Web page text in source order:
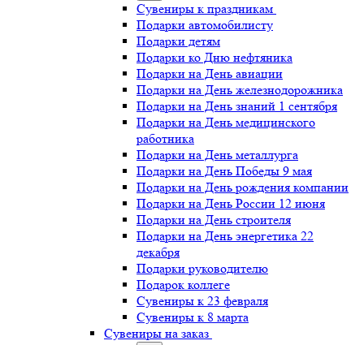
Сувениры к праздникам
Подарки автомобилисту
Подарки детям
Подарки ко Дню нефтяника
Подарки на День авиации
Подарки на День железнодорожника
Подарки на День знаний 1 сентября
Подарки на День медицинского
работника
Подарки на День металлурга
Подарки на День Победы 9 мая
Подарки на День рождения компании
Подарки на День России 12 июня
Подарки на День строителя
Подарки на День энергетика 22
декабря
Подарки руководителю
Подарок коллеге
Сувениры к 23 февраля
Сувениры к 8 марта
Сувениры на заказ